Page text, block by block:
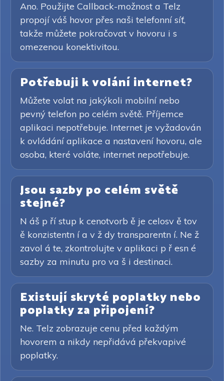
Ano. Použijte Callback-možnost a Telz
propojí váš hovor přes naši telefonní síť,
takže můžete pokračovat v hovoru i s
omezenou konektivitou.
Potřebuji k volání internet?
Můžete volat na jakýkoli mobilní nebo
pevný telefon po celém světě. Příjemce
aplikaci nepotřebuje. Internet je vyžadován
k ovládání aplikace a nastavení hovoru, ale
osoba, které voláte, internet nepotřebuje.
Jsou sazby po celém světě
stejné?
N áš p ří stup k cenotvorb ě je celosv ě tov
ě konzistentn í a v ž dy transparentn í. Ne ž
zavol á te, zkontrolujte v aplikaci p ř esn é
sazby za minutu pro va š i destinaci.
Existují skryté poplatky nebo
poplatky za připojení?
Ne. Telz zobrazuje cenu před každým
hovorem a nikdy nepřidává překvapivé
poplatky.